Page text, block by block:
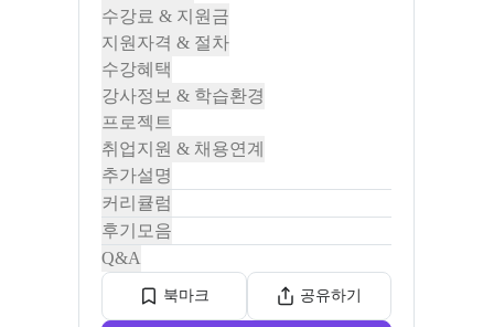
수강료 & 지원금
지원자격 & 절차
수강혜택
강사정보 & 학습환경
프로젝트
취업지원 & 채용연계
추가설명
커리큘럼
후기모음
Q&A
북마크 공유하기